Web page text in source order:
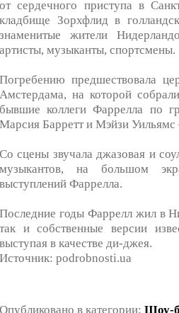
от сердечного приступа в
кладбище Зорхфлид в
знаменитые жители
артисты, музыканты, спортсмены.
Погребению предшествовала
Амстердама, на которой
бывшие коллеги Фаррелла по
Марсия Барретт и Мэйзи
Со сцены звучала джазовая и
музыкантов, на большом
выступлений Фаррелла.
Последние годы Фаррелл жил в
так и собственные версии
выступая в качестве ди-джея.
Источник: podrobnosti.ua
Опубликовано в категории: Шоу-